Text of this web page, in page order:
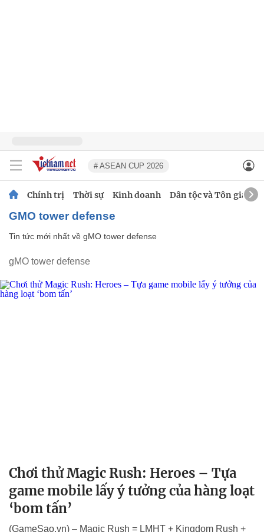
# ASEAN CUP 2026
Chính trị Thời sự Kinh doanh Dân tộc và Tôn giáo
gMO tower defense
Tin tức mới nhất về gMO tower defense
gMO tower defense
Chơi thử Magic Rush: Heroes – Tựa
game mobile lấy ý tưởng của hàng loạt
‘bom tấn’
(GameSao.vn) – Magic Rush = LMHT + Kingdom Rush +